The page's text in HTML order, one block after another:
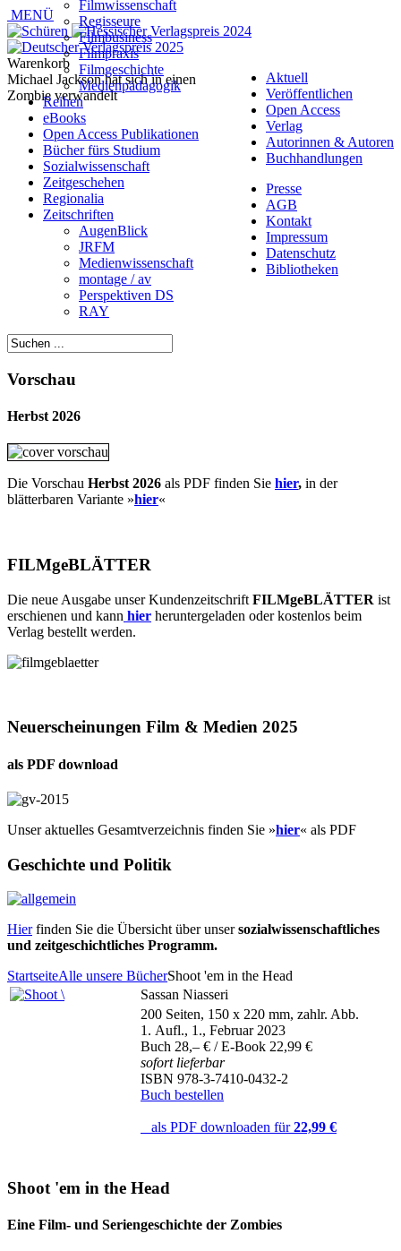
MENÜ
Aktuell
Veröffentlichen
Open Access
Verlag
Autorinnen & Autoren
Buchhandlungen
Presse
AGB
Kontakt
Impressum
Datenschutz
Bibliotheken
Warenkorb
Michael Jackson hat sich in einen
Zombie verwandelt
Filmwissenschaft
Regisseure
Filmbusiness
Filmpraxis
Filmgeschichte
Medienpädagogik
Reihen
eBooks
Open Access Publikationen
Bücher fürs Studium
Sozialwissenschaft
Zeitgeschehen
Regionalia
Zeitschriften
AugenBlick
JRFM
Medienwissenschaft
montage / av
Perspektiven DS
RAY
Vorschau
Herbst 2026
Die Vorschau Herbst 2026 als PDF finden Sie hier, in der
blätterbaren Variante »hier«
FILMgeBLÄTTER
Die neue Ausgabe unser Kundenzeitschrift FILMgeBLÄTTER ist
erschienen und kann hier heruntergeladen oder kostenlos beim
Verlag bestellt werden.
Neuerscheinungen Film & Medien 2025
als PDF download
Unser aktuelles Gesamtverzeichnis finden Sie »hier« als PDF
Geschichte und Politik
Hierfinden Sie die Übersicht über unsersozialwissenschaftliches
und zeitgeschichtliches Programm.
StartseiteAlle unsere BücherShoot 'em in the Head
Sassan Niasseri
200 Seiten, 150 x 220 mm, zahlr. Abb.
1. Aufl., 1., Februar 2023
Buch 28,– € / E-Book 22,99 €
sofort lieferbar
ISBN 978-3-7410-0432-2
Buch bestellen
als PDF downloaden für22,99 €
Shoot 'em in the Head
Eine Film- und Seriengeschichte der Zombies